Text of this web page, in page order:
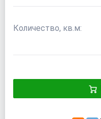
Количество, кв.м: